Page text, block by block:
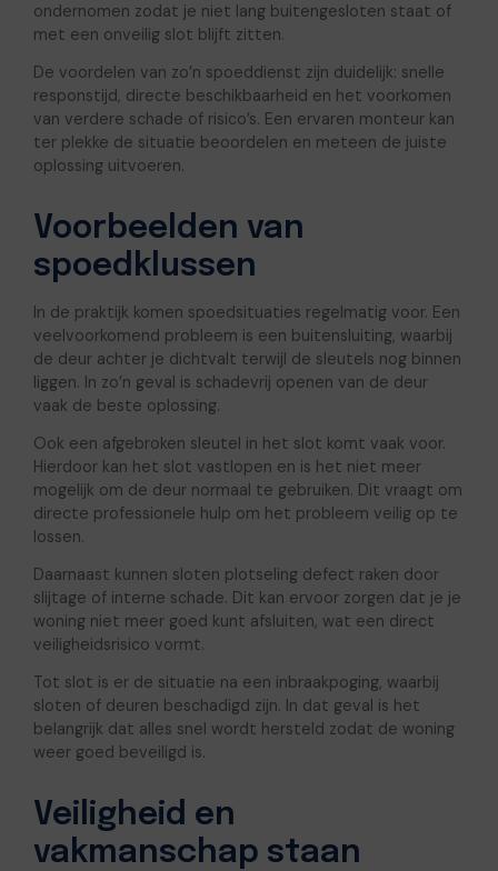
ondernomen zodat je niet lang buitengesloten staat of
met een onveilig slot blijft zitten.
De voordelen van zo’n spoeddienst zijn duidelijk: snelle
responstijd, directe beschikbaarheid en het voorkomen
van verdere schade of risico’s. Een ervaren monteur kan
ter plekke de situatie beoordelen en meteen de juiste
oplossing uitvoeren.
Voorbeelden van
spoedklussen
In de praktijk komen spoedsituaties regelmatig voor. Een
veelvoorkomend probleem is een buitensluiting, waarbij
de deur achter je dichtvalt terwijl de sleutels nog binnen
liggen. In zo’n geval is schadevrij openen van de deur
vaak de beste oplossing.
Ook een afgebroken sleutel in het slot komt vaak voor.
Hierdoor kan het slot vastlopen en is het niet meer
mogelijk om de deur normaal te gebruiken. Dit vraagt om
directe professionele hulp om het probleem veilig op te
lossen.
Daarnaast kunnen sloten plotseling defect raken door
slijtage of interne schade. Dit kan ervoor zorgen dat je je
woning niet meer goed kunt afsluiten, wat een direct
veiligheidsrisico vormt.
Tot slot is er de situatie na een inbraakpoging, waarbij
sloten of deuren beschadigd zijn. In dat geval is het
belangrijk dat alles snel wordt hersteld zodat de woning
weer goed beveiligd is.
Veiligheid en
vakmanschap staan